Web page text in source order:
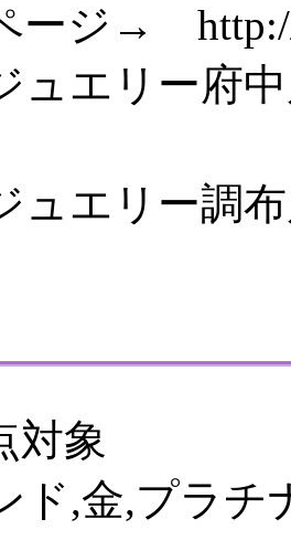
ージ→
ュエリー府
ュエリー調
対象
ド,金,プラチ